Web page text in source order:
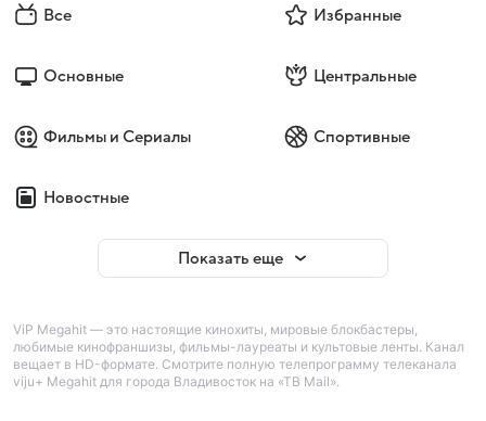
Все Избранные
Основные Центральные
Фильмы и Сериалы Спортивные
Новостные
Показать еще
ViP Megahit — это настоящие кинохиты, мировые блокбастеры,
любимые кинофраншизы, фильмы-лауреаты и культовые ленты. Канал
вещает в HD-формате. Смотрите полную телепрограмму телеканала
viju+ Megahit для города Владивосток на «ТВ Mail».